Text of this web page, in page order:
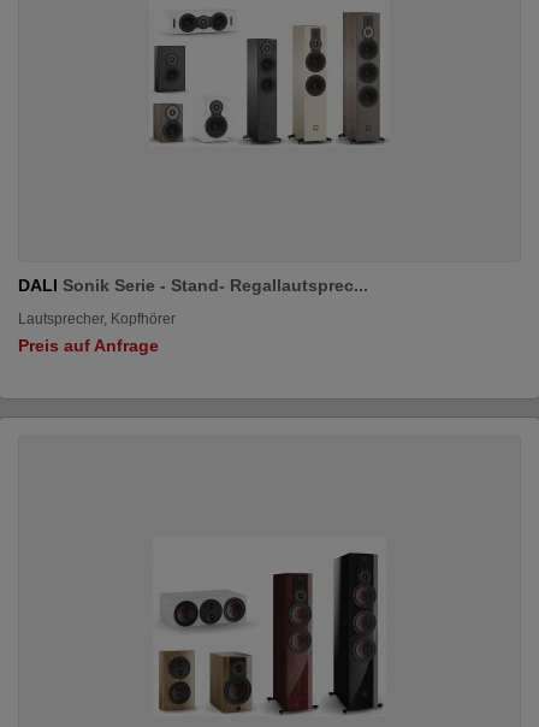
DALI Sonik Serie - Stand- Regallautsprec...
Lautsprecher, Kopfhörer
Preis auf Anfrage